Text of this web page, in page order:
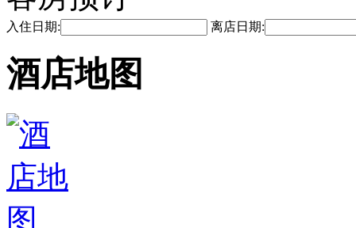
入住日期: 离店日期:
酒店地图